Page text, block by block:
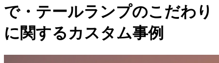
で・テールランプのこだわり
に関するカスタム事例